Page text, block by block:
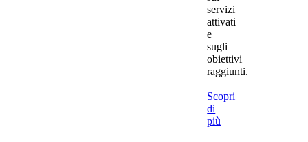
servizi
attivati
e
sugli
obiettivi
raggiunti.
Scopri
di
più